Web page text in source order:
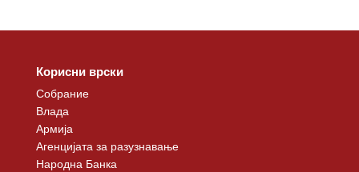
Корисни врски
Собрание
Влада
Армија
Агенцијата за разузнавање
Народна Банка